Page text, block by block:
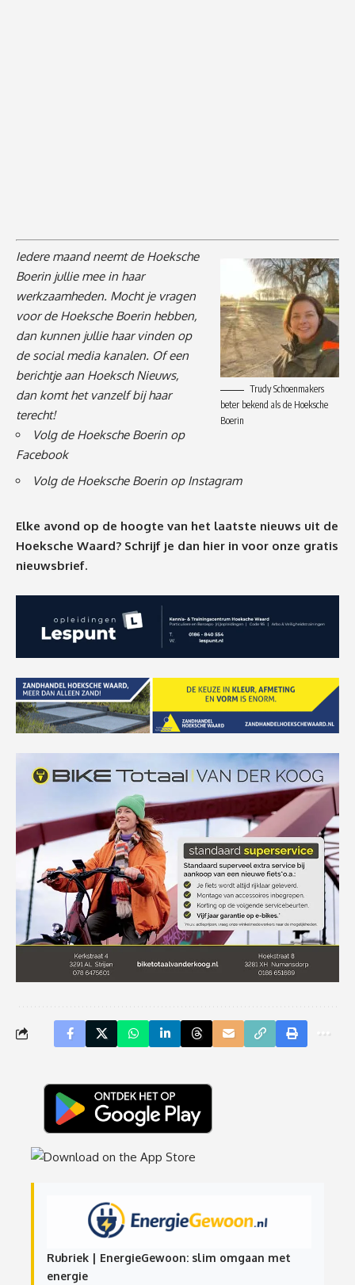
Trudy Schoenmakers
beter bekend als de Hoeksche
Boerin
Iedere maand neemt de Hoeksche
Boerin jullie mee in haar
werkzaamheden. Mocht je vragen
voor de Hoeksche Boerin hebben,
dan kunnen jullie haar vinden op
de social media kanalen. Of een
berichtjeaan Hoeksch Nieuws,
dan komt het vanzelf bij haar
terecht!
Volg de Hoeksche Boerin op
Facebook
Volg de Hoeksche Boerin op Instagram
Elke avond op de hoogte van het laatste nieuws uit de
Hoeksche Waard? Schrijf je dan hier in voor onze gratis
nieuwsbrief.
Rubriek | EnergieGewoon: slim omgaan met
energie